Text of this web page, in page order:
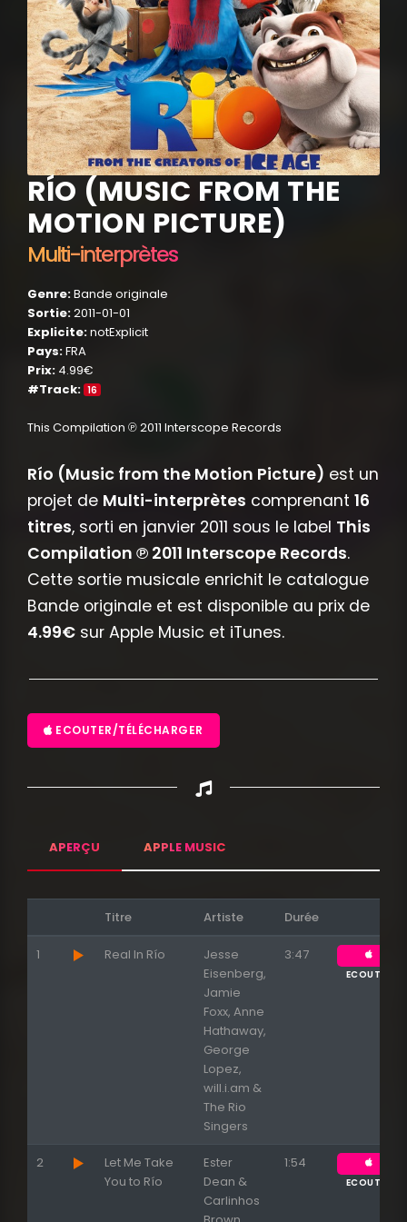
RÍO (MUSIC FROM THE
MOTION PICTURE)
Multi-interprètes
Genre:Bande originale
Sortie:2011-01-01
Explicite:notExplicit
Pays:FRA
Prix: 4.99€
#Track: 16
This Compilation ℗ 2011 Interscope Records
Río (Music from the Motion Picture) est un
projet de Multi-interprètes comprenant 16
titres, sorti en janvier 2011 sous le label This
Compilation ℗ 2011 Interscope Records.
Cette sortie musicale enrichit le catalogue
Bande originale et est disponible au prix de
4.99€ sur Apple Music et iTunes.
ECOUTER/TÉLÉCHARGER
APERÇU APPLE MUSIC
Titre Artiste Durée
1 Real In Río
Jesse
Eisenberg,
Jamie
Foxx, Anne
Hathaway,
George
Lopez,
will.i.am &
The Rio
Singers
3:47
ECOUTER
2
Let Me Take
You to Río
Ester
Dean &
Carlinhos
1:54
ECOUTER